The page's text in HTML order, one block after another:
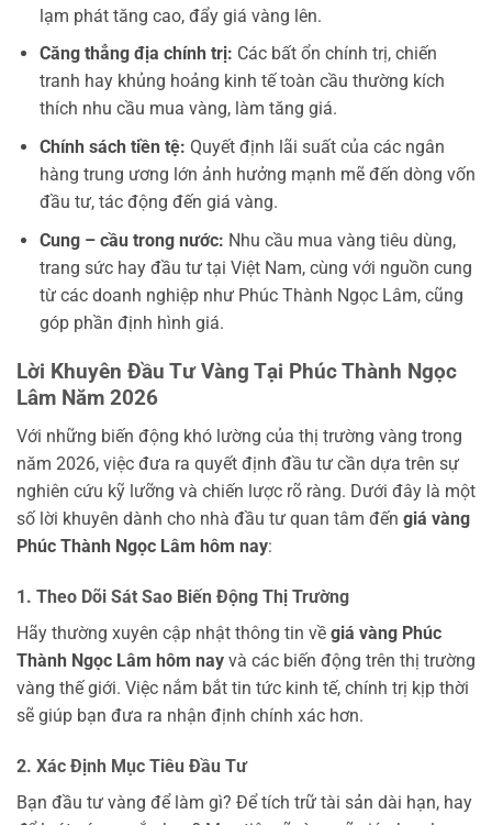
lạm phát tăng cao, đẩy giá vàng lên.
Căng thẳng địa chính trị: Các bất ổn chính trị, chiến
tranh hay khủng hoảng kinh tế toàn cầu thường kích
thích nhu cầu mua vàng, làm tăng giá.
Chính sách tiền tệ: Quyết định lãi suất của các ngân
hàng trung ương lớn ảnh hưởng mạnh mẽ đến dòng vốn
đầu tư, tác động đến giá vàng.
Cung – cầu trong nước: Nhu cầu mua vàng tiêu dùng,
trang sức hay đầu tư tại Việt Nam, cùng với nguồn cung
từ các doanh nghiệp như Phúc Thành Ngọc Lâm, cũng
góp phần định hình giá.
Lời Khuyên Đầu Tư Vàng Tại Phúc Thành Ngọc
Lâm Năm 2026
Với những biến động khó lường của thị trường vàng trong
năm 2026, việc đưa ra quyết định đầu tư cần dựa trên sự
nghiên cứu kỹ lưỡng và chiến lược rõ ràng. Dưới đây là một
số lời khuyên dành cho nhà đầu tư quan tâm đến giá vàng
Phúc Thành Ngọc Lâm hôm nay:
1. Theo Dõi Sát Sao Biến Động Thị Trường
Hãy thường xuyên cập nhật thông tin về giá vàng Phúc
Thành Ngọc Lâm hôm nay và các biến động trên thị trường
vàng thế giới. Việc nắm bắt tin tức kinh tế, chính trị kịp thời
sẽ giúp bạn đưa ra nhận định chính xác hơn.
2. Xác Định Mục Tiêu Đầu Tư
Bạn đầu tư vàng để làm gì? Để tích trữ tài sản dài hạn, hay